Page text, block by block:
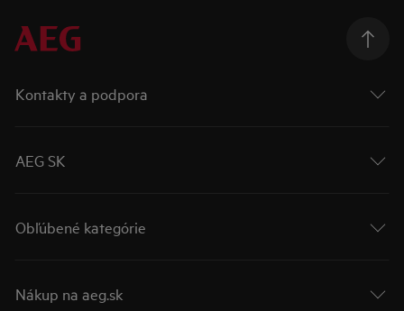
Kontakty a podpora
AEG SK
Obľúbené kategórie
Nákup na aeg.sk